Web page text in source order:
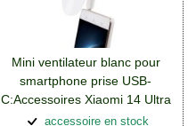
Mini ventilateur blanc pour
smartphone prise USB-
C:Accessoires Xiaomi 14 Ultra
accessoire en stock